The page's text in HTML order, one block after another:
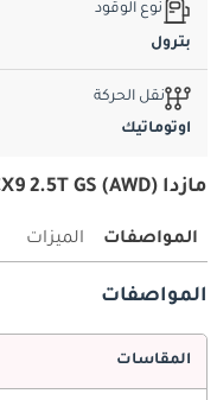
نوع الوقود
بترول
نقل الحركة
اوتوماتيك
مازدا CX9 2.5T GS (AWD) المواصفات والميزات
المواصفات الميزات
المواصفات
المقاسات